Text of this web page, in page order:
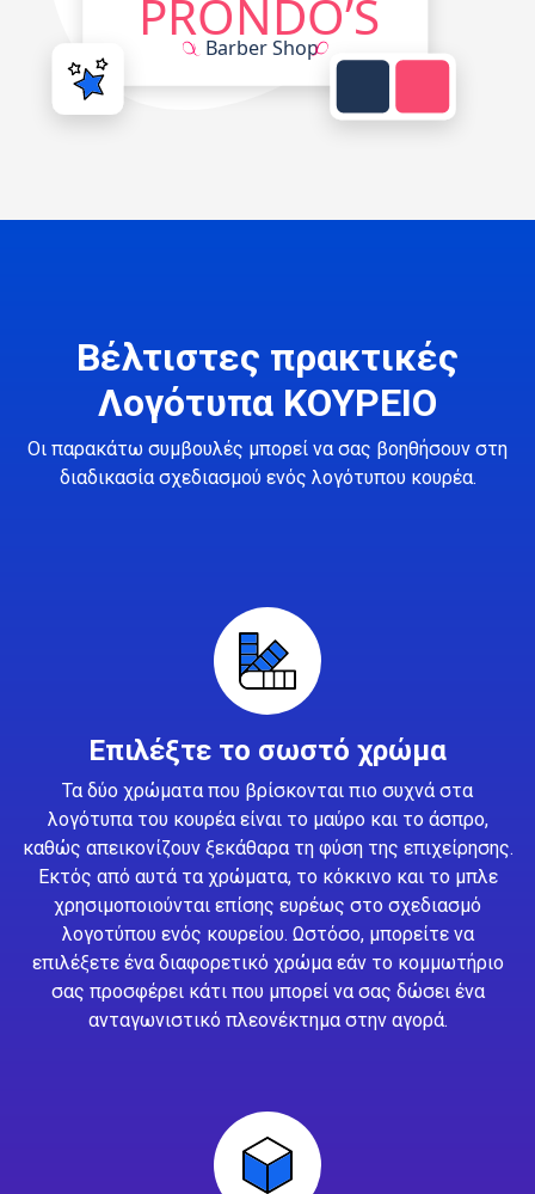
Βέλτιστες πρακτικές
Λογότυπα ΚΟΥΡΕΙΟ
Οι παρακάτω συμβουλές μπορεί να σας βοηθήσουν στη
διαδικασία σχεδιασμού ενός λογότυπου κουρέα.
Επιλέξτε το σωστό χρώμα
Τα δύο χρώματα που βρίσκονται πιο συχνά στα
λογότυπα του κουρέα είναι το μαύρο και το άσπρο,
καθώς απεικονίζουν ξεκάθαρα τη φύση της επιχείρησης.
Εκτός από αυτά τα χρώματα, το κόκκινο και το μπλε
χρησιμοποιούνται επίσης ευρέως στο σχεδιασμό
λογοτύπου ενός κουρείου. Ωστόσο, μπορείτε να
επιλέξετε ένα διαφορετικό χρώμα εάν το κομμωτήριο
σας προσφέρει κάτι που μπορεί να σας δώσει ένα
ανταγωνιστικό πλεονέκτημα στην αγορά.